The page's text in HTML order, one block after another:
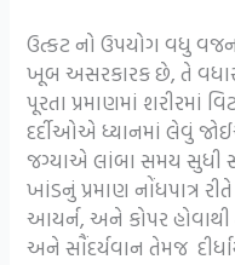
ઉત્કટ નો ઉપયોગ વધુ
ખૂબ અસરકારક છે, તે
પૂરતા પ્રમાણમાં શરીરમાં
દર્દીઓએ ધ્યાનમાં લેવું
જગ્યાએ લાંબા સમય સુધી
ખાંડનું પ્રમાણ નોંધપાત્ર
આયર્ન, અને કોપર
અને સૌંદર્યવાન તેમજ